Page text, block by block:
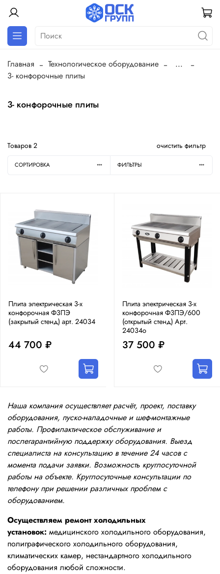
Главная Технологическое оборудование
...
3- конфорочные плиты
3- конфорочные плиты
Товаров 2 очистить фильтр
СОРТИРОВКА ФИЛЬТРЫ
Плита электрическая 3-х
конфорочная Ф3ПЭ
(закрытый стенд) арт. 24034
44 700 ₽
Плита электрическая 3-х
конфорочная Ф3ПЭ/600
(открытый стенд) Арт.
24034о
37 500 ₽
Наша компания осуществляет расчёт, проект, поставку
оборудования, пуско-наладочные и шеф-монтажные
работы. Профилактическое обслуживание и
послегарантийную поддержку оборудования. Выезд
специалиста на консультацию в течение 24 часов с
момента подачи заявки. Возможность круглосуточной
работы на объекте. Круглосуточные консультации по
телефону при решении различных проблем с
оборудованием.
Осуществляем ремонт холодильных
установок: медицинского холодильного оборудования,
полиграфического холодильного оборудования,
климатических камер, нестандартного холодильного
оборудования любой сложности.